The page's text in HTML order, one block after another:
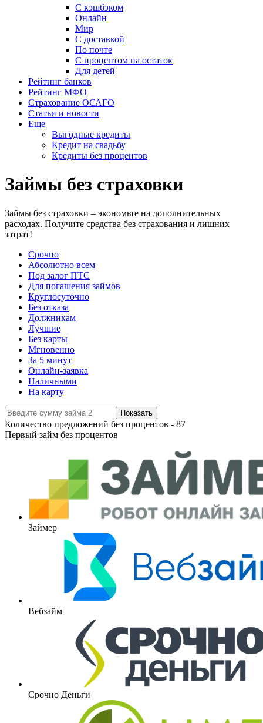
С кэшбэком
Онлайн
Мир
С доставкой
По почте
С процентом на остаток
Для детей
Рейтинг банков
Рейтинг МФО
Страхование ОСАГО
Статьи и новости
Еще
Выгодные кредиты
Кредит на свадьбу
Кредиты без процентов
Займы без страховки
Займы без страховки – экономьте на дополнительных
расходах. Получите средства без страхования и лишних
затрат!
Срочно
Абсолютно всем
Под залог ПТС
Для погашения займов
Круглосуточно
Без отказа
Должникам
Лучшие
Без карты
Мгновенно
За 5 минут
Онлайн-заявка
Наличными
На карту
Показать
Количество предложений без процентов - 87
Первый займ без процентов
Займер
Вебзайм
Срочно Деньги